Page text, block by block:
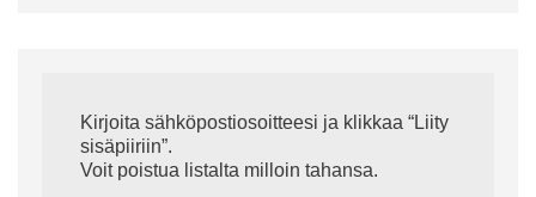
Kirjoita sähköpostiosoitteesi ja klikkaa “Liity
sisäpiiriin”.
Voit poistua listalta milloin tahansa.